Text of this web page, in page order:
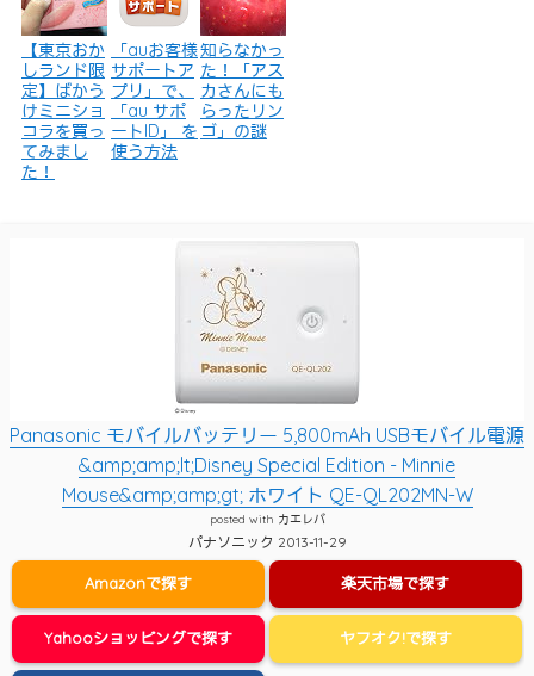
【東京おか
しランド限
定】ばかう
けミニショ
コラを買っ
てみまし
た！
「auお客様
サポートア
プリ」で、
「au サポ
ートID」 を
使う方法
知らなかっ
た！「アス
カさんにも
らったリン
ゴ」の謎
Panasonic モバイルバッテリー 5,800mAh USBモバイル電源
&amp;amp;lt;Disney Special Edition - Minnie
Mouse&amp;amp;gt; ホワイト QE-QL202MN-W
posted with カエレバ
パナソニック 2013-11-29
Amazonで探す 楽天市場で探す
Yahooショッピングで探す ヤフオク!で探す